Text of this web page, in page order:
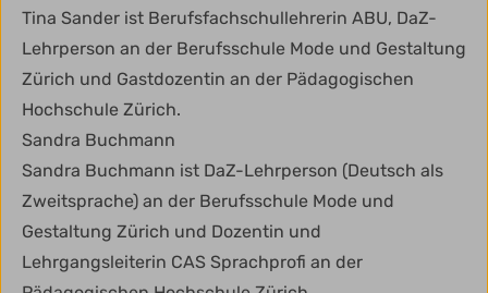
Tina Sander ist Berufsfachschullehrerin ABU, DaZ-
Lehrperson an der Berufsschule Mode und Gestaltung
Zürich und Gastdozentin an der Pädagogischen
Hochschule Zürich.
Sandra Buchmann
Sandra Buchmann ist DaZ-Lehrperson (Deutsch als
Zweitsprache) an der Berufsschule Mode und
Gestaltung Zürich und Dozentin und
Lehrgangsleiterin CAS Sprachprofi an der